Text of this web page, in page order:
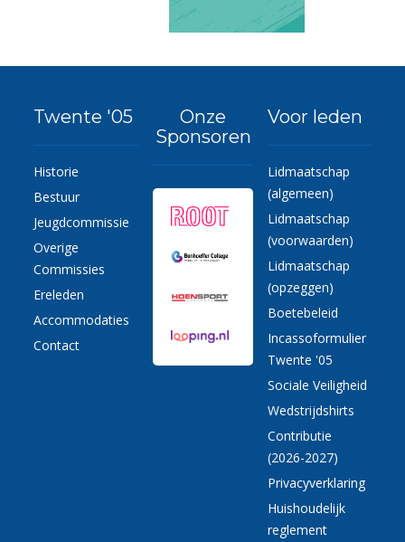
Twente '05
Historie
Bestuur
Jeugdcommissie
Overige
Commissies
Ereleden
Accommodaties
Contact
Onze
Sponsoren
Voor leden
Lidmaatschap
(algemeen)
Lidmaatschap
(voorwaarden)
Lidmaatschap
(opzeggen)
Boetebeleid
Incassoformulier
Twente '05
Sociale Veiligheid
Wedstrijdshirts
Contributie
(2026-2027)
Privacyverklaring
Huishoudelijk
reglement